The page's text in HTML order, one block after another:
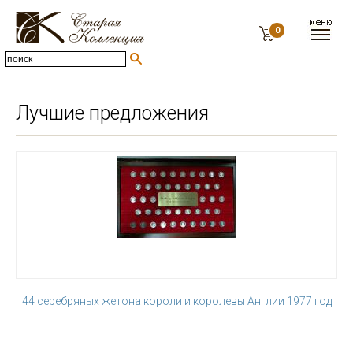
0
Лучшие предложения
44 серебряных жетона короли и королевы Англии 1977 год